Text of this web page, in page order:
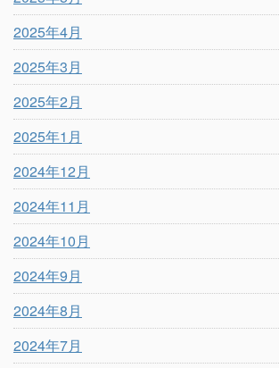
2025年4月
2025年3月
2025年2月
2025年1月
2024年12月
2024年11月
2024年10月
2024年9月
2024年8月
2024年7月